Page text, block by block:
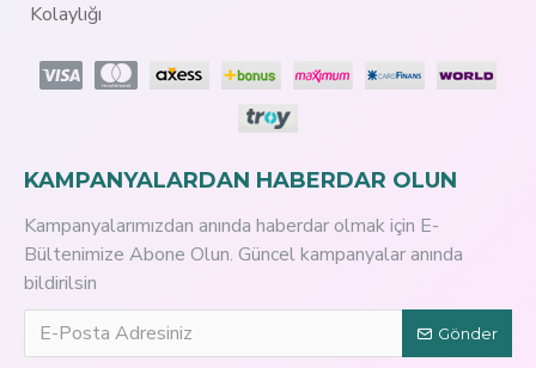
Kolaylığı
KAMPANYALARDAN HABERDAR OLUN
Kampanyalarımızdan anında haberdar olmak için E-
Bültenimize Abone Olun. Güncel kampanyalar anında
bildirilsin
Gönder